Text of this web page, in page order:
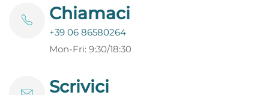
Chiamaci
+39 06 86580264
Mon-Fri: 9:30/18:30
Scrivici